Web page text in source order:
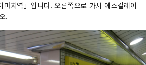
마치역」입니다. 오른쪽으로 가서 에스컬레이
.